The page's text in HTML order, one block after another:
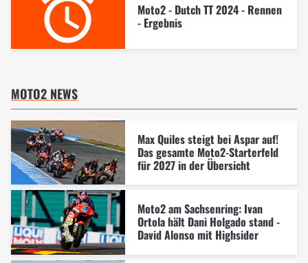
Moto2 - Dutch TT 2024 - Rennen
- Ergebnis
MOTO2 NEWS
Max Quiles steigt bei Aspar auf!
Das gesamte Moto2-Starterfeld
für 2027 in der Übersicht
Moto2 am Sachsenring: Ivan
Ortola hält Dani Holgado stand -
David Alonso mit Highsider